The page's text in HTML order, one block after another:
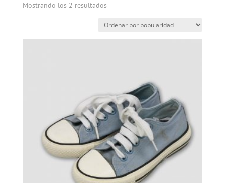
Mostrando los 2 resultados